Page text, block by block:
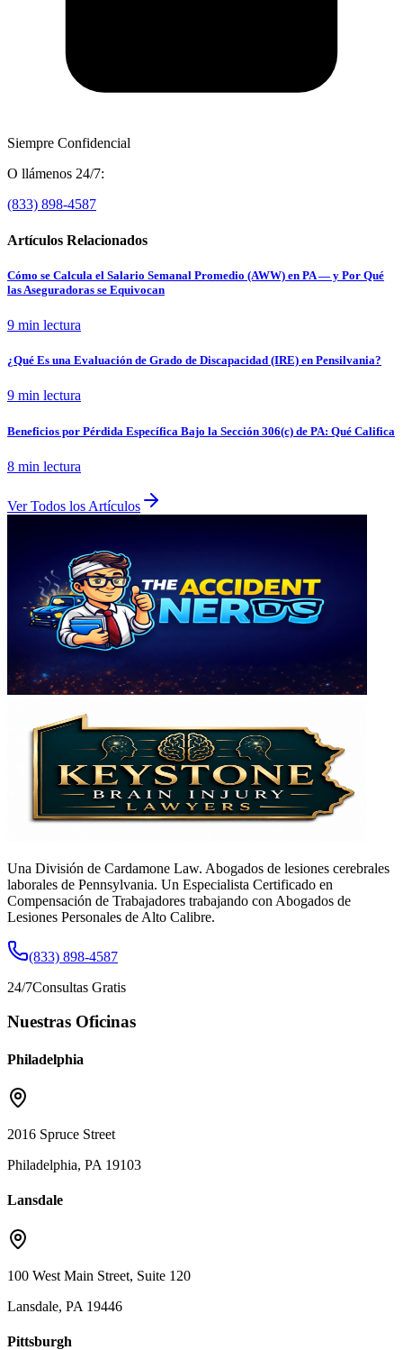
Siempre Confidencial
O llámenos 24/7:
(833) 898-4587
Artículos Relacionados
Cómo se Calcula el Salario Semanal Promedio (AWW) en PA — y Por Qué
las Aseguradoras se Equivocan
9 min lectura
¿Qué Es una Evaluación de Grado de Discapacidad (IRE) en Pensilvania?
9 min lectura
Beneficios por Pérdida Específica Bajo la Sección 306(c) de PA: Qué Califica
8 min lectura
Ver Todos los Artículos
Una División de Cardamone Law. Abogados de lesiones cerebrales
laborales de Pennsylvania. Un Especialista Certificado en
Compensación de Trabajadores trabajando con Abogados de
Lesiones Personales de Alto Calibre.
(833) 898-4587
24/7Consultas Gratis
Nuestras Oficinas
Philadelphia
2016 Spruce Street
Philadelphia, PA 19103
Lansdale
100 West Main Street, Suite 120
Lansdale, PA 19446
Pittsburgh